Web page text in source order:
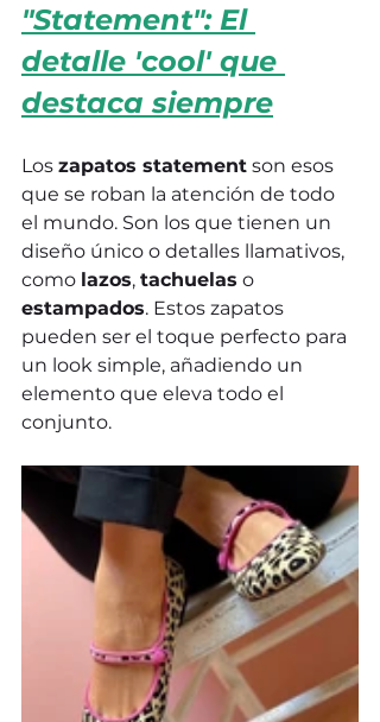
"Statement": El
detalle 'cool' que
destaca siempre
Los zapatos statement son esos
que se roban la atención de todo
el mundo. Son los que tienen un
diseño único o detalles llamativos,
como lazos, tachuelas o
estampados. Estos zapatos
pueden ser el toque perfecto para
un look simple, añadiendo un
elemento que eleva todo el
conjunto.